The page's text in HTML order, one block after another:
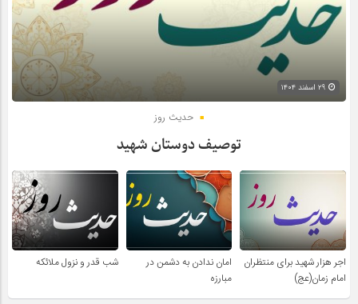
حدیث روز
توصیف دوستان شهید
اجر هزار شهید برای منتظران
امام زمان(عج)
امان ندادن به دشمن در
مبارزه
شب قدر و نزول ملائکه